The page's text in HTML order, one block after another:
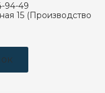
94-49
15 (Производство